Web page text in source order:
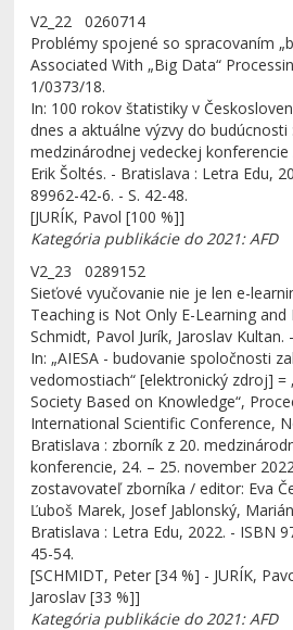
V2_22 0260714
Problémy spojené so spracovaním
Associated With „Big Data“
1/0373/18.
In: 100 rokov štatistiky v
dnes a aktuálne výzvy do budúcnosti
medzinárodnej vedeckej
Erik Šoltés. - Bratislava : Letra Edu,
89962-42-6. - S. 42-48.
[JURÍK, Pavol [100 %]]
Kategória publikácie do 2021: AFD
V2_23 0289152
Sieťové vyučovanie nie je len e-
Teaching is Not Only E-Learning
Schmidt, Pavol Jurík, Jaroslav Kultan.
In: „AIESA - budovanie spoločnosti
vedomostiach“ [elektronický zdroj] =
Society Based on Knowledge“,
International Scientific Conference,
Bratislava : zborník z 20.
konferencie, 24. – 25. november
zostavovateľ zborníka / editor: Eva
Ľuboš Marek, Josef Jablonský,
Bratislava : Letra Edu, 2022. - ISBN
45-54.
[SCHMIDT, Peter [34 %] - JURÍK,
Jaroslav [33 %]]
Kategória publikácie do 2021: AFD